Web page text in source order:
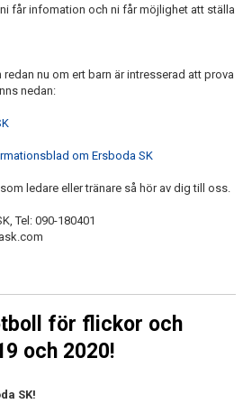
får infomation och ni får möjlighet att ställa
nu om ert barn är intresserad att prova
nedan:
om Ersboda SK
ledare eller tränare så hör av dig till oss.
Tel: 090-180401
för flickor och
och 2020!
SK!